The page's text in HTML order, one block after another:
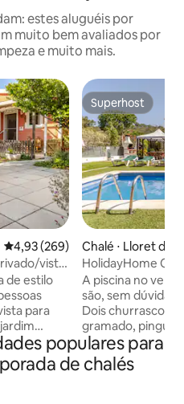
estes aluguéis por
muito bem avaliados por
e muito mais.
hóspedes
4,93 de uma avaliação média de
4,93 (269)
vista
para
ao ar
Superhost
Superhost
Chalé ⋅ Lloret de
HolidayHome
A piscina no verão e a lareira no inverno
são, sem dúvida,
Dois churrascos,
gramado,
futebol, camisola
tabuleiro,
proteção para
populares para
de chalés